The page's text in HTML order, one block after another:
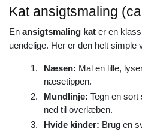
Kat ansigtsmaling
En ansigtsmaling kat er en
uendelige. Her er den helt simple
Næsen: Mal en lille,
næsetippen.
Mundlinje: Tegn en
ned til overlæben.
Hvide kinder: Brug en